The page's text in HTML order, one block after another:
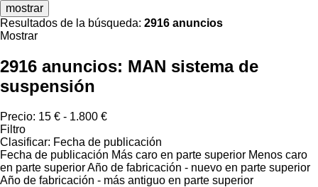
mostrar
Resultados de la búsqueda: 2916 anuncios
Mostrar
2916 anuncios: MAN sistema de
suspensión
Precio: 15 € - 1.800 €
Filtro
Clasificar: Fecha de publicación
Fecha de publicación Más caro en parte superior Menos caro
en parte superiorAño de fabricación - nuevo en parte superior
Año de fabricación - más antiguo en parte superior